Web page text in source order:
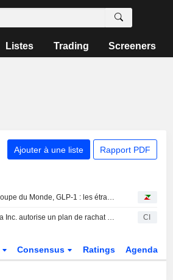
Listes Trading Screeners
Ajouter à une liste Rapport PDF
Ormuz, Coupe du Monde, GLP-1 : les étranges vents contraires qui pèsent sur le consommateur US
Dollarama Inc. autorise un plan de rachat d'actions. CI
Consensus Ratings Agenda